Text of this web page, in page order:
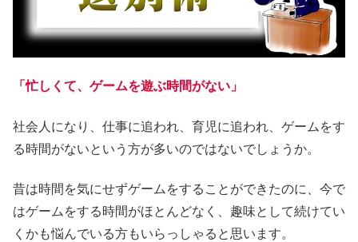
「忙しくて、ゲームを遊ぶ時間がない」
社会人になり、仕事に追われ、育児に追われ、ゲームをす
る時間がないという方が多いのではないでしょうか。
昔は時間を気にせずゲームをすることができたのに、今で
はゲームをする時間がほとんどなく、趣味として続けてい
くかも悩んでいる方もいらっしゃると思います。